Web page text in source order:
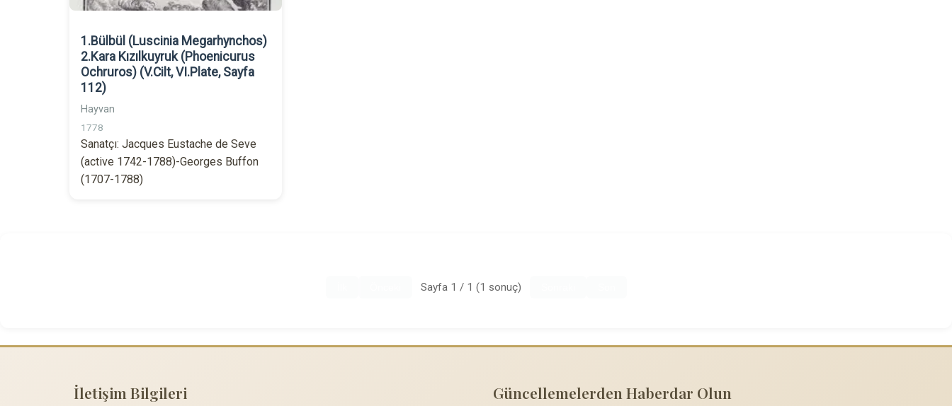
1.Bülbül (Luscinia Megarhynchos)
2.Kara Kızılkuyruk (Phoenicurus
Ochruros) (V.Cilt, VI.Plate, Sayfa
112)
Hayvan
1778
Sanatçı: Jacques Eustache de Seve
(active 1742-1788)-Georges Buffon
(1707-1788)
Sayfa 1 / 1 (1 sonuç)
İletişim Bilgileri Güncellemelerden Haberdar Olun